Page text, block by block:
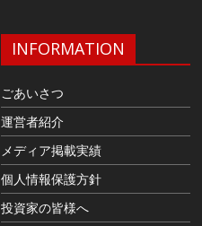
INFORMATION
ごあいさつ
運営者紹介
メディア掲載実績
個人情報保護方針
投資家の皆様へ